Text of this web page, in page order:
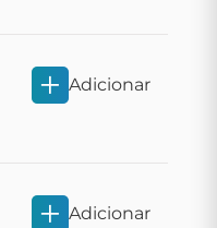
Adicionar
Adicionar